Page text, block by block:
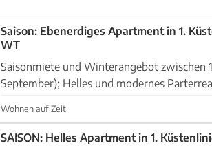
Saison: Ebenerdiges Apartment in 1.
WT
Saisonmiete und Winterangebot zwischen
September); Helles und modernes Parterreapartment mit enormen Meerblick in
Wohnen auf Zeit
SAISON: Helles Apartment in 1.